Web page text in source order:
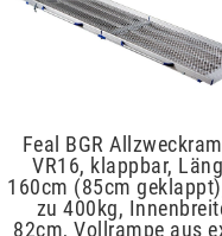
Feal BGR
VR16, klappbar,
160cm (85cm
zu 400kg,
82cm, Vollrampe aus